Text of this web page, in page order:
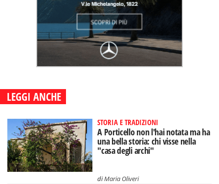
LEGGI ANCHE
STORIA E TRADIZIONI
A Porticello non l'hai notata ma ha
una bella storia: chi visse nella
"casa degli archi"
diMaria Oliveri